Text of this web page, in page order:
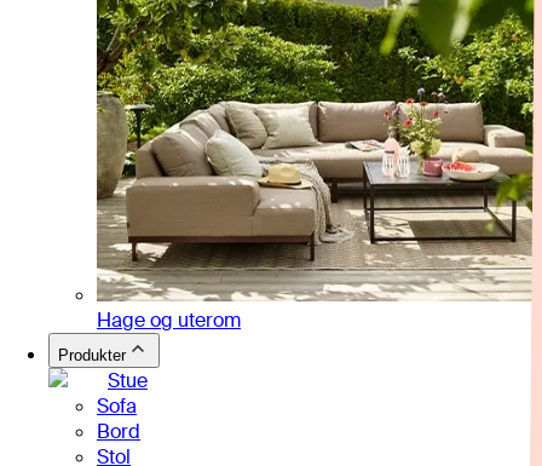
Hage og uterom
Produkter
Stue
Sofa
Bord
Stol